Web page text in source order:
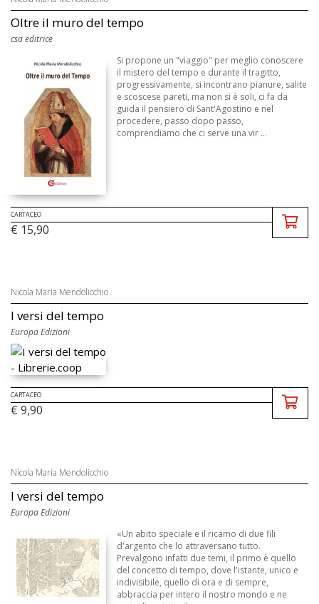
Oltre il muro del tempo
csa editrice
Si propone un "viaggio" per meglio conoscere
il mistero del tempo e durante il tragitto,
progressivamente, si incontrano pianure, salite
e scoscese pareti, ma non si è soli, ci fa da
guida il pensiero di Sant'Agostino e nel
procedere, passo dopo passo,
comprendiamo che ci serve una vir ...
CARTACEO
€ 15,90
Nicola Maria Mendolicchio
I versi del tempo
Europa Edizioni
CARTACEO
€ 9,90
Nicola Maria Mendolicchio
I versi del tempo
Europa Edizioni
«Un abito speciale e il ricamo di due fili
d'argento che lo attraversano tutto.
Prevalgono infatti due temi, il primo è quello
del concetto di tempo, dove l'istante, unico e
indivisibile, quello di ora e di sempre,
abbraccia per intero il nostro mondo e ne